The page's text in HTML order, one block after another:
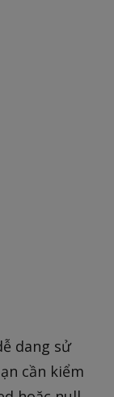
dang sử
cần kiểm